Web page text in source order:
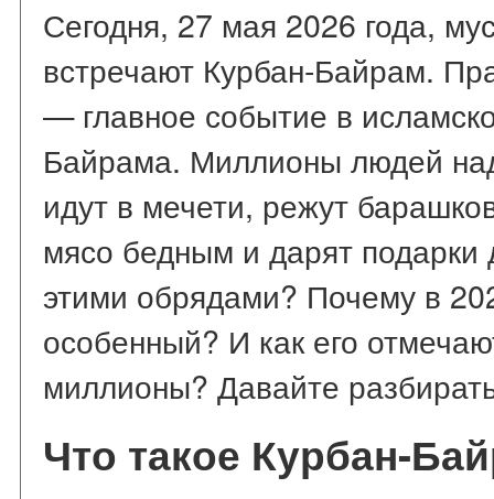
Сегодня, 27 мая 2026 года,
встречают Курбан-Байрам.
— главное событие в
Байрама. Миллионы людей
идут в мечети, режут
мясо бедным и дарят подарки
этими обрядами? Почему в
особенный? И как его
миллионы? Давайте
Что такое Курбан-